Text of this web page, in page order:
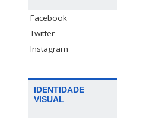
Facebook
Twitter
Instagram
IDENTIDADE
VISUAL